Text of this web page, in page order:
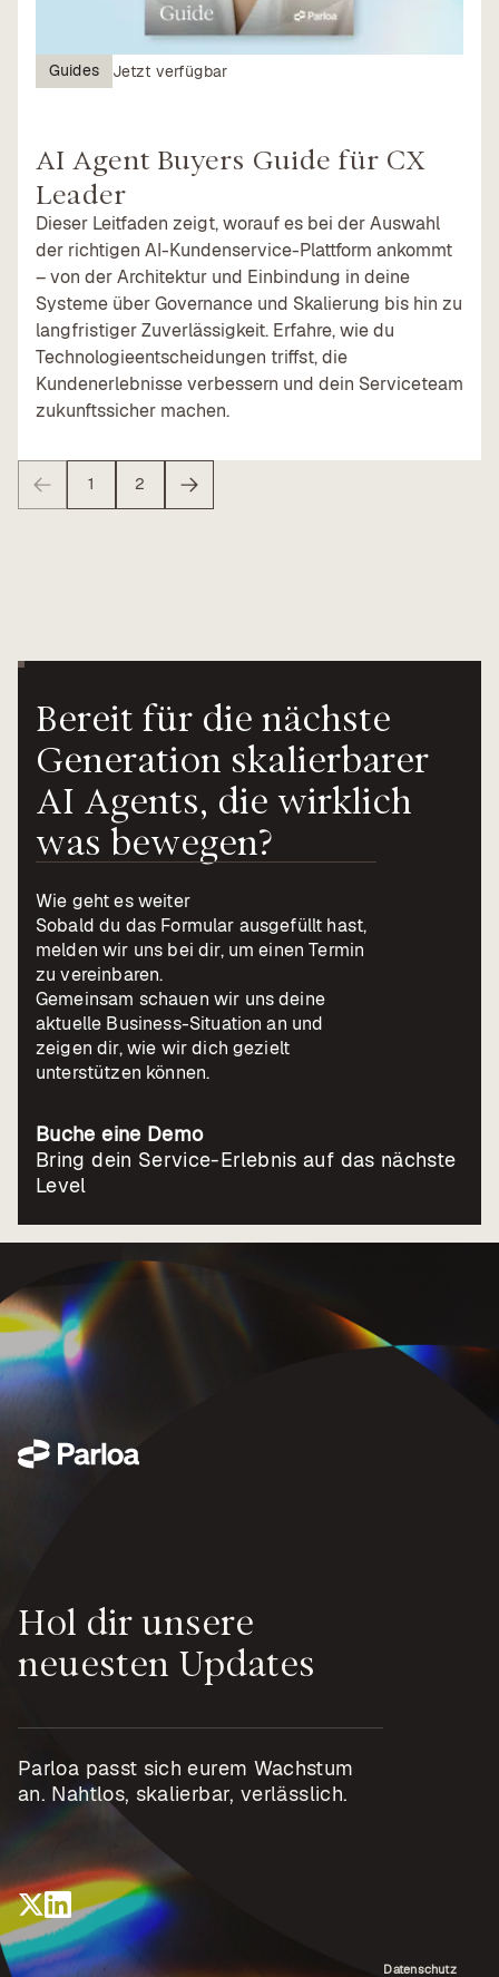
Guides Jetzt verfügbar
AI Agent Buyers Guide für CX
Leader
Dieser Leitfaden zeigt, worauf es bei der Auswahl
der richtigen AI-Kundenservice-Plattform ankommt
– von der Architektur und Einbindung in deine
Systeme über Governance und Skalierung bis hin zu
langfristiger Zuverlässigkeit. Erfahre, wie du
Technologieentscheidungen triffst, die
Kundenerlebnisse verbessern und dein Serviceteam
zukunftssicher machen.
Vorherige
1 2 Nächste
Bereitfür dienächste
Generation skalierbarer
AI Agents, diewirklich
was bewegen?
Wie geht es weiter
Sobald du das Formular ausgefüllt hast,
melden wir uns bei dir, um einen Termin
zu vereinbaren.
Gemeinsam schauen wir uns deine
aktuelle Business-Situation an und
zeigen dir, wie wir dich gezielt
unterstützen können.
Buche eine Demo
Bring dein Service-Erlebnis auf das nächste
Level
Hol dir unsere
neuesten Updates
Parloa passt sich eurem Wachstum
an. Nahtlos, skalierbar, verlässlich.
Datenschutz